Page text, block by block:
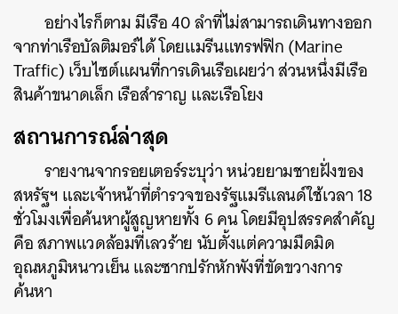
อย่างไรก็ตาม มีเรือ 40 ลำที่ไม่สามารถเดินทางออก
จากท่าเรือบัลติมอร์ได้ โดยแมรีนแทรฟฟิก (Marine
Traffic) เว็บไซต์แผนที่การเดินเรือเผยว่า ส่วนหนึ่งมีเรือ
สินค้าขนาดเล็ก เรือสำราญ และเรือโยง
สถานการณ์ล่าสุด
รายงานจากรอยเตอร์ระบุว่า หน่วยยามชายฝั่งของ
สหรัฐฯ และเจ้าหน้าที่ตำรวจของรัฐแมรีแลนด์ใช้เวลา 18
ชั่วโมงเพื่อค้นหาผู้สูญหายทั้ง 6 คน โดยมีอุปสรรคสำคัญ
คือ สภาพแวดล้อมที่เลวร้าย นับตั้งแต่ความมืดมิด
อุณหภูมิหนาวเย็น และซากปรักหักพังที่ขัดขวางการ
ค้นหา